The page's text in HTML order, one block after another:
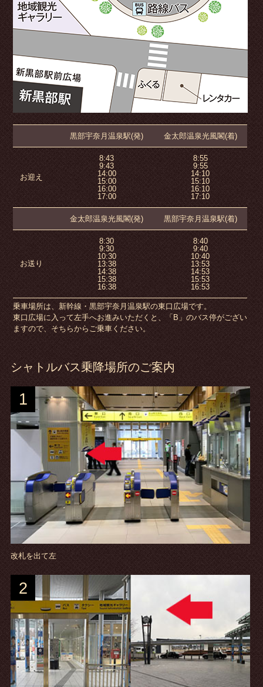
黒部宇奈月温泉駅(発) 金太郎温泉光風閣(着)
お迎え
8:43
9:43
14:00
15:00
16:00
17:00
8:55
9:55
14:10
15:10
16:10
17:10
金太郎温泉光風閣(発) 黒部宇奈月温泉駅(着)
お送り
8:30
9:30
10:30
13:38
14:38
15:38
16:38
8:40
9:40
10:40
13:53
14:53
15:53
16:53
乗車場所は、新幹線・黒部宇奈月温泉駅の東口広場です。
東口広場に入って左手へお進みいただくと、「B」のバス停がござい
ますので、 そちらからご乗車ください。
シャトルバス乗降場所のご案内
1
改札を出て左
2